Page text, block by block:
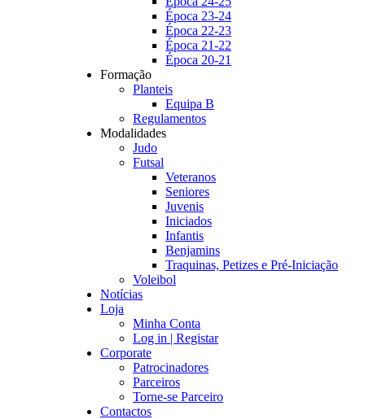
Época 23-24
Época 22-23
Época 21-22
Época 20-21
Formação
Planteis
Equipa B
Regulamentos
Modalidades
Judo
Futsal
Veteranos
Seniores
Juvenis
Iniciados
Infantis
Benjamins
Traquinas, Petizes e Pré-Iniciação
Voleibol
Notícias
Loja
Minha Conta
Log in | Registar
Corporate
Patrocinadores
Parceiros
Torne-se Parceiro
Contactos